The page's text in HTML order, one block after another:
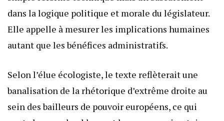
dans la logique politique et morale du législateur.
Elle appelle à mesurer les implications humaines
autant que les bénéfices administratifs.
Selon l’élue écologiste, le texte reflèterait une
banalisation de la rhétorique d’extrême droite au
sein des bailleurs de pouvoir européens, ce qui